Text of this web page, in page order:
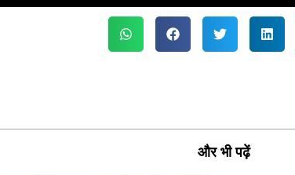
और भी पढ़ें